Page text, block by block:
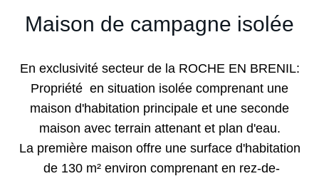
Maison de campagne isolée
En exclusivité secteur de la ROCHE EN BRENIL:
Propriété en situation isolée comprenant une
maison d'habitation principale et une seconde
maison avec terrain attenant et plan d'eau.
La première maison offre une surface d'habitation
de 130 m² environ comprenant en rez-de-